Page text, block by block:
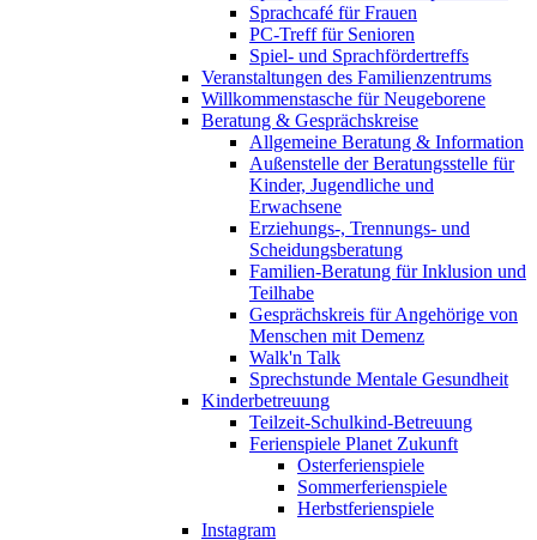
Sprachcafé für Frauen
PC-Treff für Senioren
Spiel- und Sprachfördertreffs
Veranstaltungen des Familienzentrums
Willkommenstasche für Neugeborene
Beratung & Gesprächskreise
Allgemeine Beratung & Information
Außenstelle der Beratungsstelle für
Kinder, Jugendliche und
Erwachsene
Erziehungs-, Trennungs- und
Scheidungsberatung
Familien-Beratung für Inklusion und
Teilhabe
Gesprächskreis für Angehörige von
Menschen mit Demenz
Walk'n Talk
Sprechstunde Mentale Gesundheit
Kinderbetreuung
Teilzeit-Schulkind-Betreuung
Ferienspiele Planet Zukunft
Osterferienspiele
Sommerferienspiele
Herbstferienspiele
Instagram